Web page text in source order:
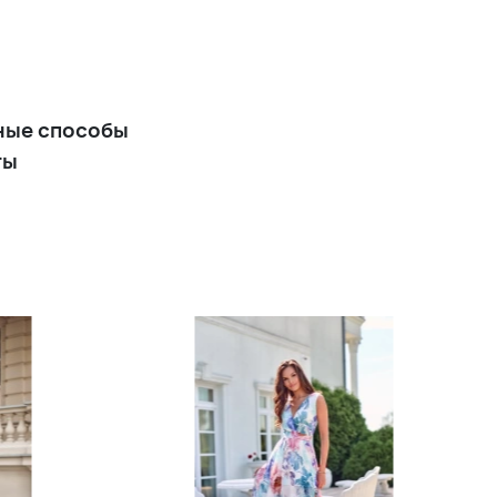
+14 900 р.
Изумрудно-зеленое платье
миди на бретельках А-
силуэта
+14 900 р.
способы